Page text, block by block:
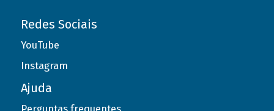
Redes Sociais
YouTube
Instagram
Ajuda
Perguntas frequentes